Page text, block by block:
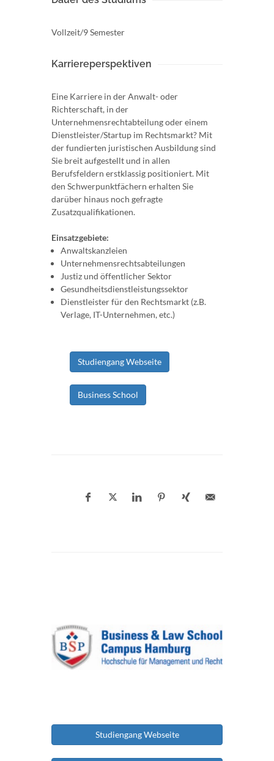
Vollzeit/9 Semester
Karriereperspektiven
Eine Karriere in der Anwalt- oder
Richterschaft, in der
Unternehmensrechtabteilung oder einem
Dienstleister/Startup im Rechtsmarkt? Mit
der fundierten juristischen Ausbildung sind
Sie breit aufgestellt und in allen
Berufsfeldern erstklassig positioniert. Mit
den Schwerpunktfächern erhalten Sie
darüber hinaus noch gefragte
Zusatzqualifikationen.
Einsatzgebiete:
Anwaltskanzleien
Unternehmensrechtsabteilungen
Justiz und öffentlicher Sektor
Gesundheitsdienstleistungssektor
Dienstleister für den Rechtsmarkt (z.B.
Verlage, IT-Unternehmen, etc.)
Studiengang Webseite
Business School
Studiengang Webseite